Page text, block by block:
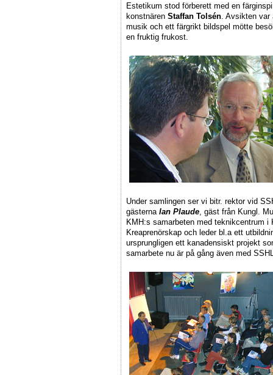
Estetikum stod förberett med en
konstnären Staffan Tolsén . Avsikten
musik och ett färgrikt bildspel mötte
en fruktig frukost.
Under samlingen ser vi bitr. rektor vid
gästerna Ian Plaude , gäst från Kungl.
KMH:s samarbeten med teknikcentrum
Kreaprenörskap och leder bl.a ett
ursprungligen ett kanadensiskt projekt
samarbete nu är på gång även med